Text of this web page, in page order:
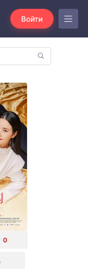
Войти
0